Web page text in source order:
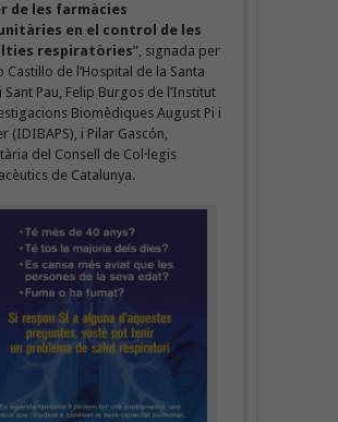
de les farmàcies
en el control de les
respiratòries”, signada per
Castillo de l’Hospital de la Santa
Sant Pau, Felip Burgos de l’Institut
Biomèdiques August Pi i
(IDIBAPS), i Pilar Gascón,
del Consell de Col·legis
de Catalunya.